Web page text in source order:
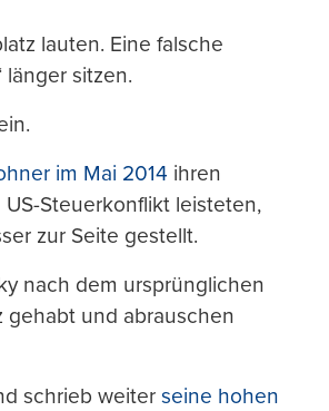
lauten. Eine falsche
sitzen.
im Mai 2014 ihren
Steuerkonflikt leisteten,
zur Seite gestellt.
nach dem ursprünglichen
gehabt und abrauschen
schrieb weiter seine hohen